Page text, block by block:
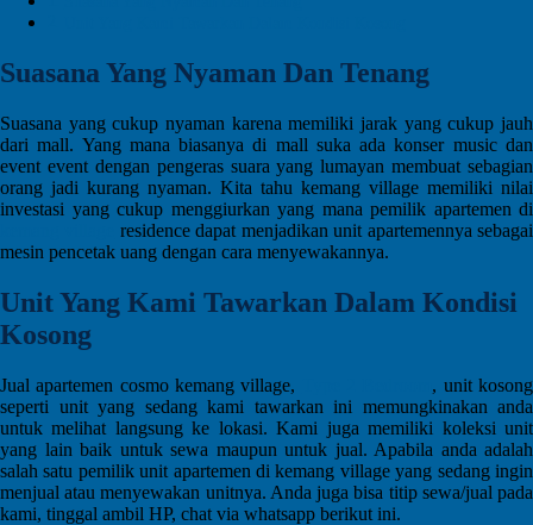
Suasana Yang Nyaman Dan Tenang
Suasana yang cukup nyaman karena memiliki jarak yang cukup jauh
dari mall. Yang mana biasanya di mall suka ada konser music dan
event event dengan pengeras suara yang lumayan membuat sebagian
orang jadi kurang nyaman. Kita tahu kemang village memiliki nilai
investasi yang cukup menggiurkan yang mana pemilik apartemen di
residence dapat menjadikan unit apartemennya sebagai
mesin pencetak uang dengan cara menyewakannya.
Unit Yang Kami Tawarkan Dalam Kondisi
Kosong
Jual apartemen cosmo kemang village,
, unit kosong
seperti unit yang sedang kami tawarkan ini memungkinakan anda
untuk melihat langsung ke lokasi. Kami juga memiliki koleksi unit
yang lain baik untuk sewa maupun untuk jual. Apabila anda adalah
salah satu pemilik unit apartemen di kemang village yang sedang ingin
menjual atau menyewakan unitnya. Anda juga bisa titip sewa/jual pada
kami, tinggal ambil HP, chat via whatsapp berikut ini.